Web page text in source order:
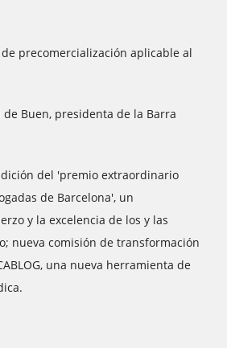
precomercialización aplicable al
de Buen, presidenta de la Barra
del 'premio extraordinario
de Barcelona', un
y la excelencia de los y las
nueva comisión de transformación
una nueva herramienta de